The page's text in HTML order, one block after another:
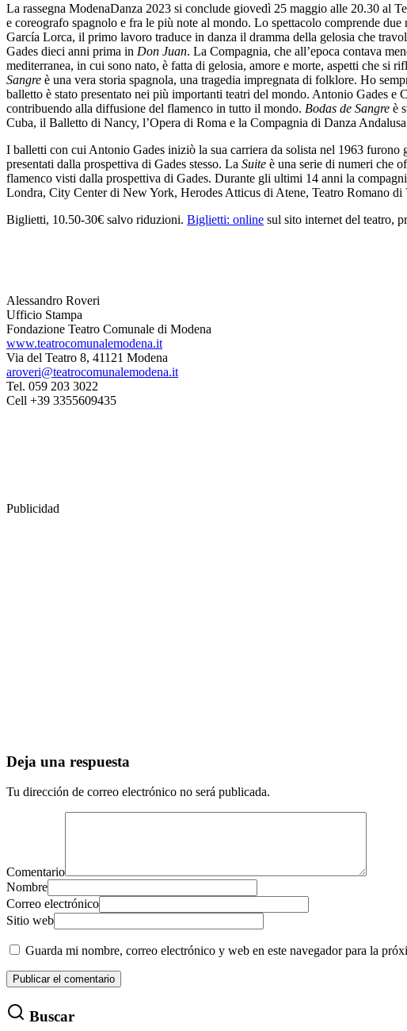
La rassegna ModenaDanza 2023 si conclude giovedì 25 maggio alle 20.30 al
e coreografo spagnolo e fra le più note al mondo. Lo spettacolo comprende
García Lorca, il primo lavoro traduce in danza il dramma della gelosia che
Gades dieci anni prima in Don Juan. La Compagnia, che all’epoca contava
mediterranea, in cui sono nato, è fatta di gelosia, amore e morte, aspetti che si
Sangre è una vera storia spagnola, una tragedia impregnata di folklore. Ho
balletto è stato presentato nei più importanti teatri del mondo. Antonio Gades e
contribuendo alla diffusione del flamenco in tutto il mondo. Bodas de Sangre è
Cuba, il Balletto di Nancy, l’Opera di Roma e la Compagnia di Danza
I balletti con cui Antonio Gades iniziò la sua carriera da solista nel 1963
presentati dalla prospettiva di Gades stesso. La Suite è una serie di numeri che
flamenco visti dalla prospettiva di Gades. Durante gli ultimi 14 anni la
Londra, City Center di New York, Herodes Atticus di Atene, Teatro Romano
Biglietti, 10.50-30€ salvo riduzioni. Biglietti: online sul sito internet del teatro,
Alessandro Roveri
Ufficio Stampa
Fondazione Teatro Comunale di Modena
www.teatrocomunalemodena.it
Via del Teatro 8, 41121 Modena
aroveri@teatrocomunalemodena.it
Tel. 059 203 3022
Cell +39 3355609435
Publicidad
Deja una respuesta
Tu dirección de correo electrónico no será publicada.
Comentario
Nombre
Correo electrónico
Sitio web
Guarda mi nombre, correo electrónico y web en este navegador para la
Buscar